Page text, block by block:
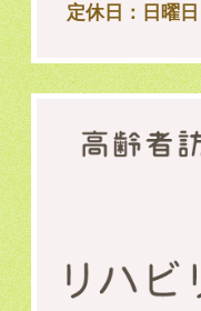
定休日：日曜日